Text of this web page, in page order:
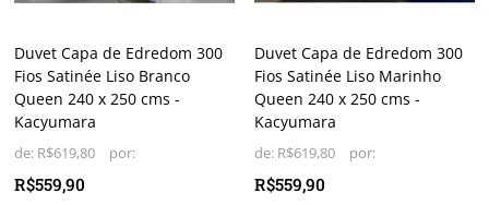
Duvet Capa de Edredom 300
Fios Satinée Liso Branco
Queen 240 x 250 cms -
Kacyumara
de: R$619,80
R$559,90
Duvet Capa de Edredom 300
Fios Satinée Liso Marinho
Queen 240 x 250 cms -
Kacyumara
de: R$619,80
R$559,90